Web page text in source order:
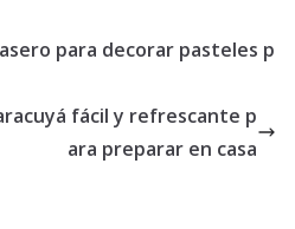
para decorar pasteles p
fácil y refrescante p
ara preparar en casa